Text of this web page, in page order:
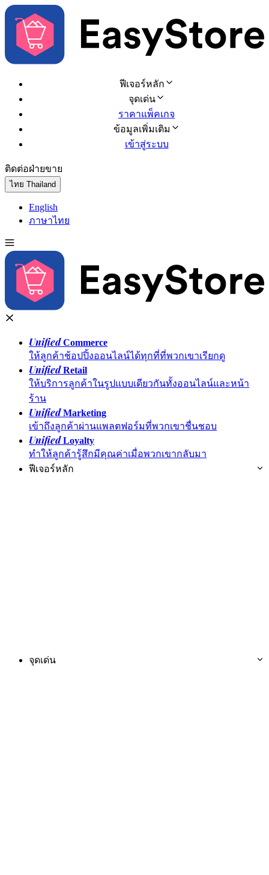
ฟีเจอร์หลัก
จุดเด่น
ราคาแพ็คเกจ
ข้อมูลเพิ่มเติม
เข้าสู่ระบบ
ติดต่อฝ่ายขาย
ไทย Thailand
English
ภาษาไทย
UnifiedCommerce
ให้ลูกค้าช้อปปิ้งออนไลน์ได้ทุกที่ที่พวกเขาเรียกดู
UnifiedRetail
ให้บริการลูกค้าในรูปแบบเดียวกันทั้งออนไลน์และหน้า
ร้าน
UnifiedMarketing
เข้าถึงลูกค้าผ่านแพลตฟอร์มที่พวกเขาชื่นชอบ
UnifiedLoyalty
ทำให้ลูกค้ารู้สึกมีคุณค่าเมื่อพวกเขากลับมา
ฟีเจอร์หลัก
จุดเด่น